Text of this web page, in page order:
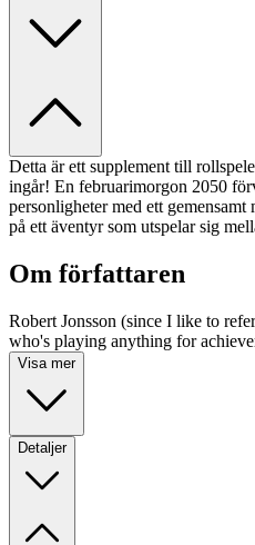
Detta är ett supplement till
ingår! En februarimorgon 2050
personligheter med ett
på ett äventyr som utspelar sig
Om författaren
Robert Jonsson (since I like to
who's playing anything for
Visa mer
Detaljer